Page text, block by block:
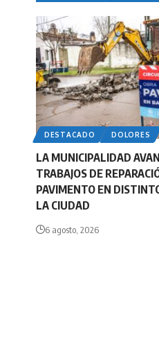
DESTACADO DOLORES
LA MUNICIPALIDAD
TRABAJOS DE
PAVIMENTO EN
LA CIUDAD
6 agosto, 2026